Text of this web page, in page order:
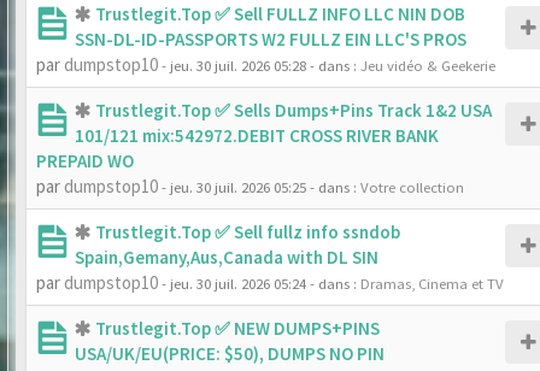
Trustlegit.Top ✅ Sell FULLZ INFO LLC NIN DOB
SSN-DL-ID-PASSPORTS W2 FULLZ EIN LLC'S PROS
par dumpstop10- jeu. 30 juil. 2026 05:28- dans : Jeu vidéo & Geekerie
Trustlegit.Top ✅ Sells Dumps+Pins Track 1&2 USA
101/121 mix:542972.DEBIT CROSS RIVER BANK
PREPAID WO
par dumpstop10- jeu. 30 juil. 2026 05:25- dans : Votre collection
Trustlegit.Top ✅ Sell fullz info ssndob
Spain,Gemany,Aus,Canada with DL SIN
par dumpstop10- jeu. 30 juil. 2026 05:24- dans : Dramas, Cinema et TV
Trustlegit.Top ✅ NEW DUMPS+PINS
USA/UK/EU(PRICE: $50), DUMPS NO PIN